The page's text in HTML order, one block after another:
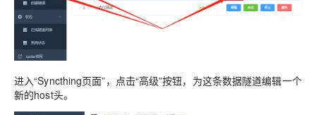
进入“Syncthing页面”，点击“高级”按钮，为这条数据隧道编辑一个
新的host头。